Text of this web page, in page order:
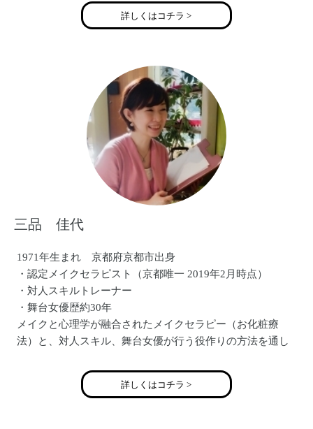
公式HP:http://tricolore-net.jp/
詳しくはコチラ >
三品 佳代
1971年生まれ 京都府京都市出身
・認定メイクセラピスト（京都唯一 2019年2月時点）
・対人スキルトレーナー
・舞台女優歴約30年
メイクと心理学が融合されたメイクセラピー（お化粧療
法）と、対人スキル、舞台女優が行う役作りの方法を通し
「あなたが主役の人生の脚本を描く！」というオリジナル
のメソッドをお届けしています。
詳しくはコチラ >